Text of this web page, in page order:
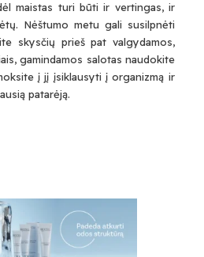
maistas turi būti ir vertingas, ir
Nėštumo metu gali susilpnėti
skysčių prieš pat valgydamos,
gamindamos salotas naudokite
į jį įsiklausyti į organizmą ir
patarėją.